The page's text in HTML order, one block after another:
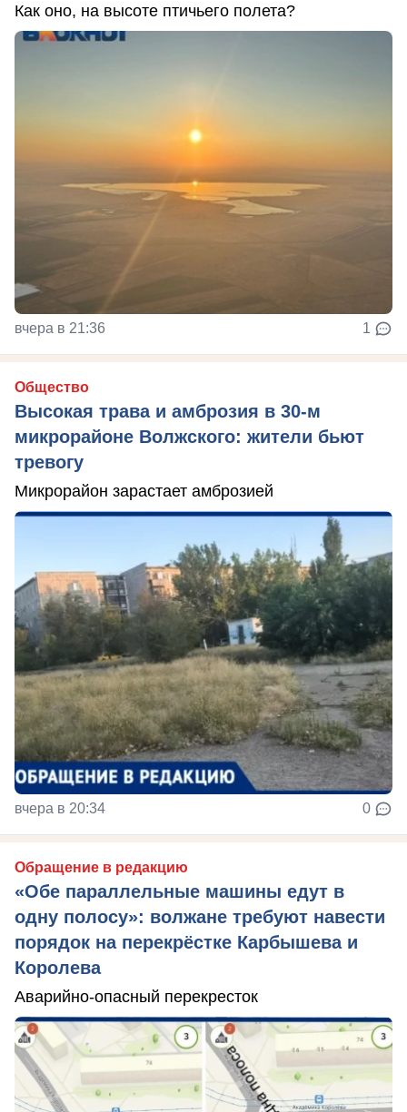
Как оно, на высоте птичьего полета?
вчера в 21:36 1
Общество
Высокая трава и амброзия в 30‑м
микрорайоне Волжского: жители бьют
тревогу
Микрорайон зарастает амброзией
вчера в 20:34 0
Обращение в редакцию
«Обе параллельные машины едут в
одну полосу»: волжане требуют навести
порядок на перекрёстке Карбышева и
Королева
Аварийно-опасный перекресток